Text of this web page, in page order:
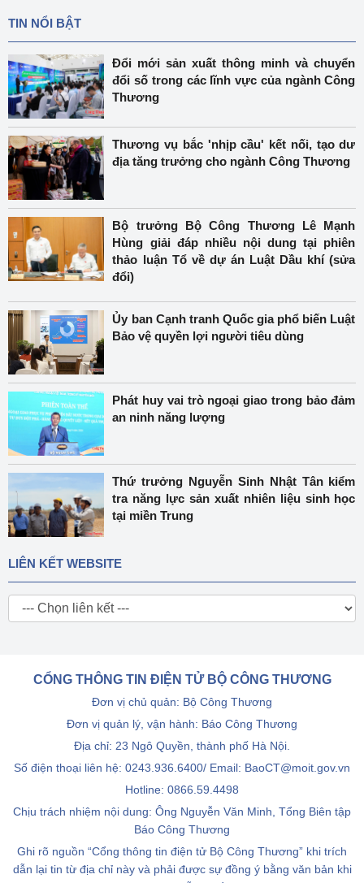
TIN NỔI BẬT
Đổi mới sản xuất thông minh và chuyển
đổi số trong các lĩnh vực của ngành Công
Thương
Thương vụ bắc 'nhịp cầu' kết nối, tạo dư
địa tăng trưởng cho ngành Công Thương
Bộ trưởng Bộ Công Thương Lê Mạnh
Hùng giải đáp nhiều nội dung tại phiên
thảo luận Tổ về dự án Luật Dầu khí (sửa
đổi)
Ủy ban Cạnh tranh Quốc gia phổ biến Luật
Bảo vệ quyền lợi người tiêu dùng
Phát huy vai trò ngoại giao trong bảo đảm
an ninh năng lượng
Thứ trưởng Nguyễn Sinh Nhật Tân kiểm
tra năng lực sản xuất nhiên liệu sinh học
tại miền Trung
LIÊN KẾT WEBSITE
CỔNG THÔNG TIN ĐIỆN TỬ BỘ CÔNG THƯƠNG
Đơn vị chủ quản: Bộ Công Thương
Đơn vị quản lý, vận hành: Báo Công Thương
Địa chỉ: 23 Ngô Quyền, thành phố Hà Nội.
Số điện thoại liên hệ: 0243.936.6400/ Email: BaoCT@moit.gov.vn
Hotline: 0866.59.4498
Chịu trách nhiệm nội dung: Ông Nguyễn Văn Minh, Tổng Biên tập
Báo Công Thương
Ghi rõ nguồn “Cổng thông tin điện tử Bộ Công Thương” khi trích
dẫn lại tin từ địa chỉ này và phải được sự đồng ý bằng văn bản khi